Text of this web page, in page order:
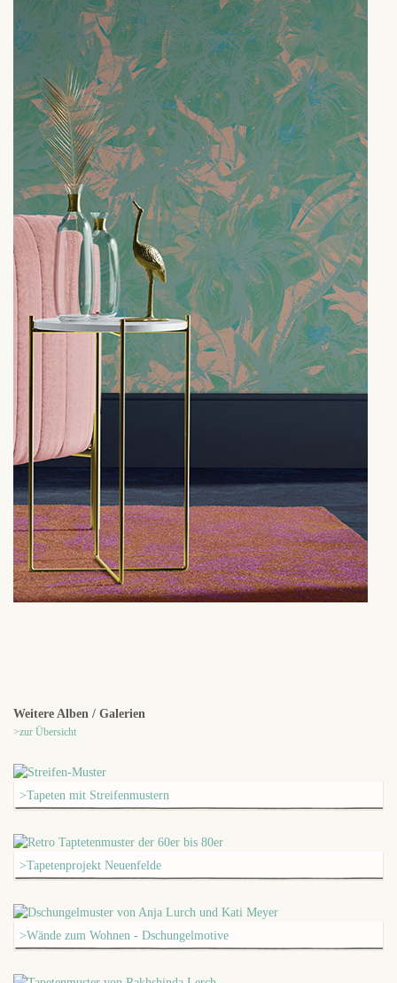
Weitere Alben / Galerien
>zur Übersicht
>Tapeten mit Streifenmustern
>Tapetenprojekt Neuenfelde
>Wände zum Wohnen - Dschungelmotive